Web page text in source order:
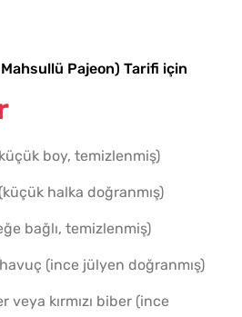
Yapılış Adımlarına Geç
Pajeon) Tarifi için
boy, temizlenmiş)
halka doğranmış)
bağlı, temizlenmiş)
(ince jülyen doğranmış)
veya kırmızı biber (ince